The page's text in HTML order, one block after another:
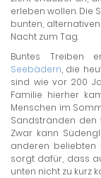
erleben wollen. Die
bunten,
Nacht zum Tag.
Buntes Treiben
Seebädern, die
sind wie vor 200
Familie hierher
Menschen im
Sandstränden den
Zwar kann
anderen beliebten
sorgt dafür, dass
unten nicht zu kurz